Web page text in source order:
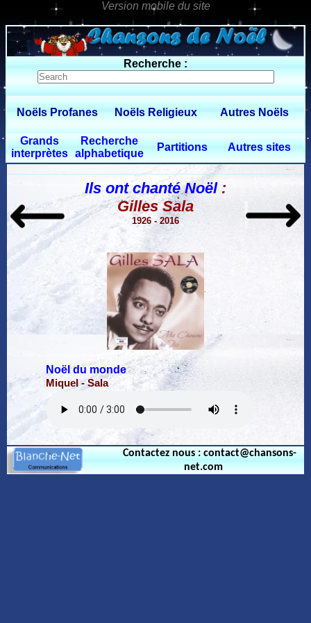
0 $limitbot 1 $limittot 2
Recherche :
Noëls Profanes Noëls Religieux Autres Noëls
Grands
interprètes
Recherche
alphabetique
Partitions Autres sites
Ils ont chanté Noël:
Gilles Sala
1926 - 2016
Noël du monde
Miquel - Sala
Contactez nous : contact@chansons-
net.com